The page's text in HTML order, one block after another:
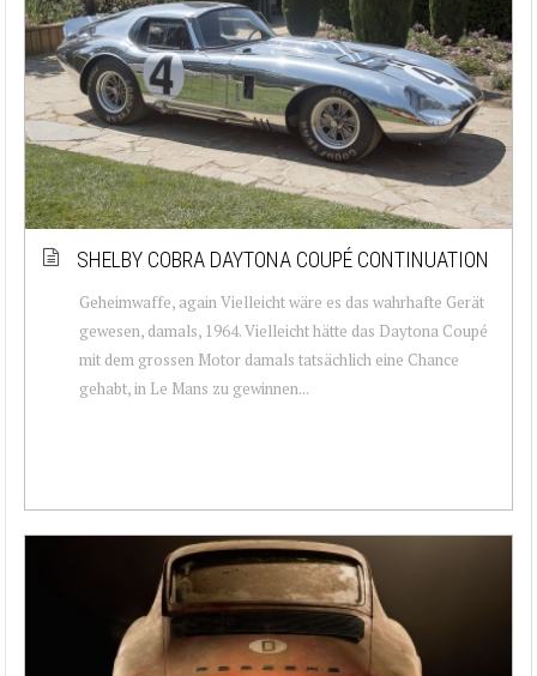
SHELBY COBRA DAYTONA COUPÉ CONTINUATION
Geheimwaffe, again Vielleicht wäre es das wahrhafte Gerät
gewesen, damals, 1964. Vielleicht hätte das Daytona Coupé
mit dem grossen Motor damals tatsächlich eine Chance
gehabt, in Le Mans zu gewinnen...